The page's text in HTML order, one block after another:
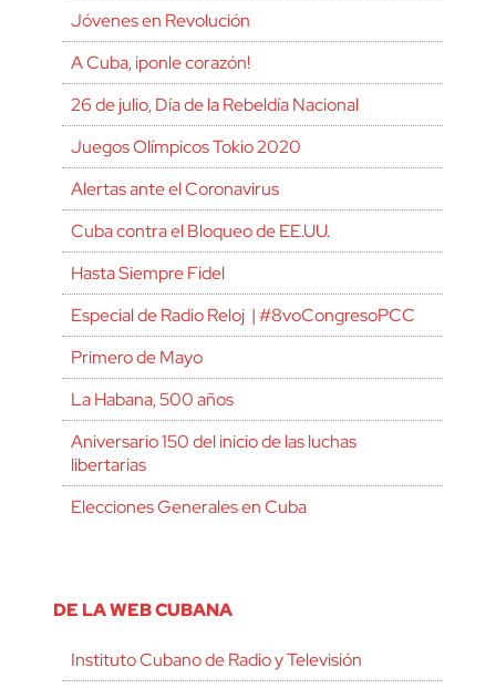
Jóvenes en Revolución
A Cuba, ¡ponle corazón!
26 de julio, Día de la Rebeldía Nacional
Juegos Olímpicos Tokio 2020
Alertas ante el Coronavirus
Cuba contra el Bloqueo de EE.UU.
Hasta Siempre Fidel
Especial de Radio Reloj | #8voCongresoPCC
Primero de Mayo
La Habana, 500 años
Aniversario 150 del inicio de las luchas
libertarias
Elecciones Generales en Cuba
DE LA WEB CUBANA
Instituto Cubano de Radio y Televisión